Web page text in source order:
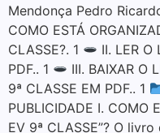
Mendonça Pedro
COMO ESTÁ
CLASSE?. 1
II. LER O
PDF.. 1
III. BAIXAR O
9ª CLASSE EM PDF.. 1
PUBLICIDADE I. COMO
EV 9ª CLASSE”? O